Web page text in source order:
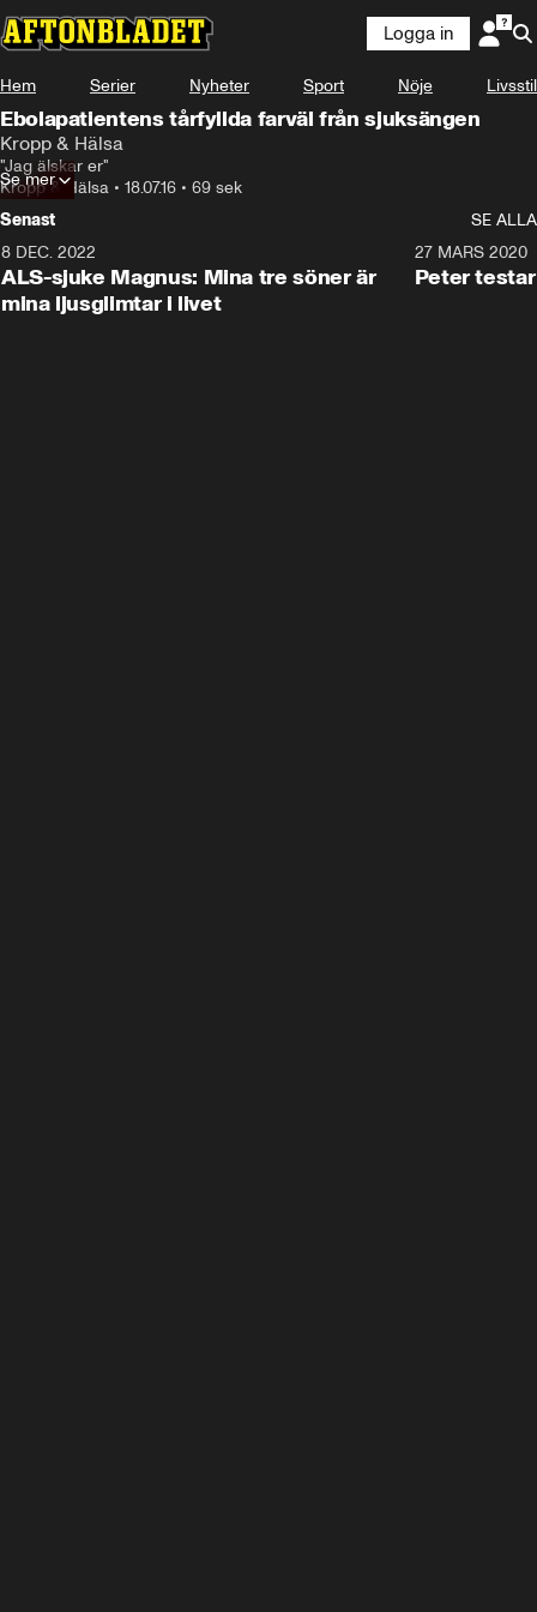
Logga in
Hem Serier Nyheter Sport Nöje Livsstil
Ebolapatientens tårfyllda farväl från sjuksängen
Kropp & Hälsa
"Jag älskar er"
Kropp & Hälsa • 18.07.16 • 69 sek
Se mer
Senast
SE ALLA
8 DEC. 2022
ALS-sjuke Magnus: Mina tre söner är
mina ljusglimtar i livet
27 MARS 2020
Peter